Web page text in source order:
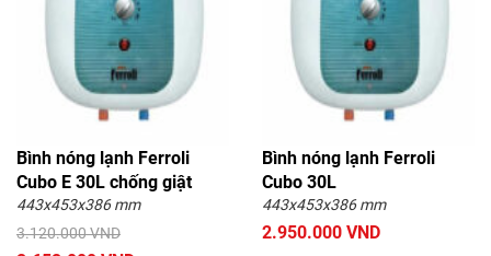
Bình nóng lạnh Ferroli
Cubo E 30L chống giật
443x453x386 mm
3.120.000 VND
Bình nóng lạnh Ferroli
Cubo 30L
443x453x386 mm
2.950.000 VND